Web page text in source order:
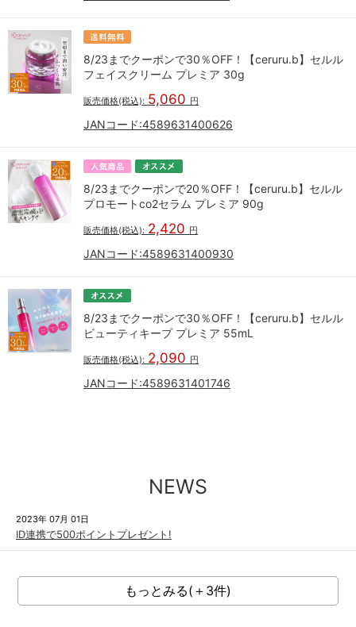
8/23までクーポンで30％OFF！【ceruru.b】セルル
フェイスクリーム プレミア 30g
販売価格(税込): 5,060 円
JANコード:4589631400626
8/23までクーポンで20％OFF！【ceruru.b】セルル
プロモートco2セラム プレミア 90g
販売価格(税込): 2,420 円
JANコード:4589631400930
8/23までクーポンで30％OFF！【ceruru.b】セルル
ビューティキープ プレミア 55mL
販売価格(税込): 2,090 円
JANコード:4589631401746
NEWS
2023年 07月 01日
ID連携で500ポイントプレゼント!
もっとみる(＋3件)